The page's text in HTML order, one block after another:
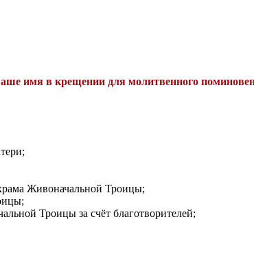
имя в крещении для молитвенного
Живоначальной Троицы;
Троицы за счёт благотворителей;